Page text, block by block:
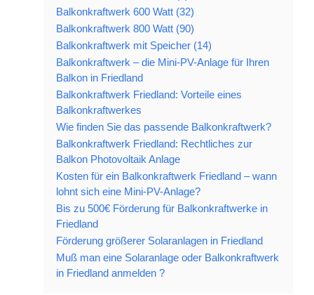
Balkonkraftwerk 600 Watt (32)
Balkonkraftwerk 800 Watt (90)
Balkonkraftwerk mit Speicher (14)
Balkonkraftwerk – die Mini-PV-Anlage für Ihren
Balkon in Friedland
Balkonkraftwerk Friedland: Vorteile eines
Balkonkraftwerkes
Wie finden Sie das passende Balkonkraftwerk?
Balkonkraftwerk Friedland: Rechtliches zur
Balkon Photovoltaik Anlage
Kosten für ein Balkonkraftwerk Friedland – wann
lohnt sich eine Mini-PV-Anlage?
Bis zu 500€ Förderung für Balkonkraftwerke in
Friedland
Förderung größerer Solaranlagen in Friedland
Muß man eine Solaranlage oder Balkonkraftwerk
in Friedland anmelden ?